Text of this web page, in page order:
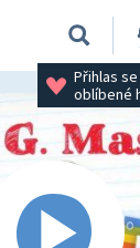
Přihlas se
oblíbené